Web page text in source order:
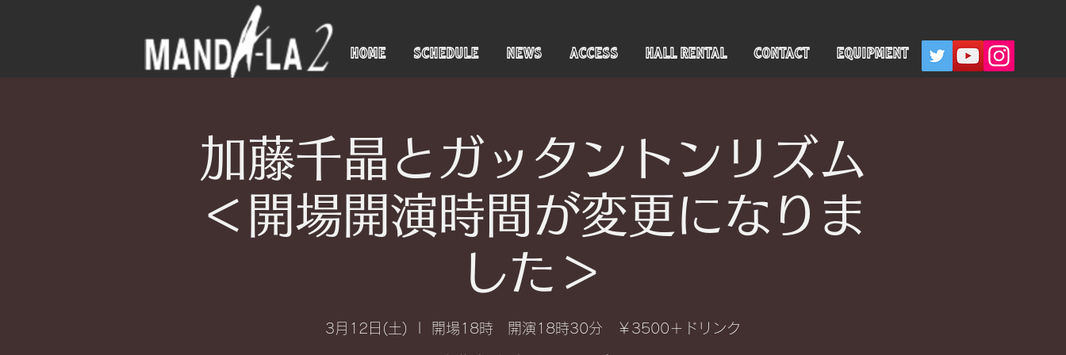
HOME SCHEDULE NEWS ACCESS HALL RENTAL CONTACT EQUIPMENT
加藤千晶とガッタントンリズム
＜開場開演時間が変更になりま
した＞
3月12日(土) 開場18時 開演18時30分 ￥3500＋ドリンク